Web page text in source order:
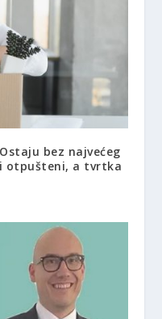
bez najvećeg
otpušteni, a tvrtka